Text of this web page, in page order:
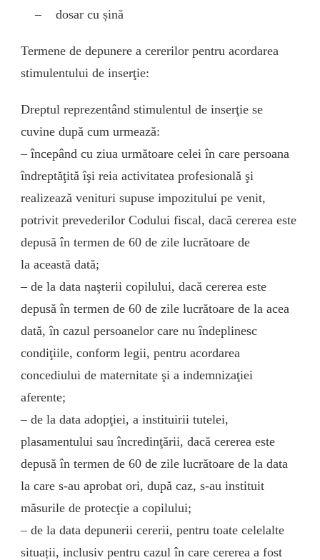
– dosar cu șină
Termene de depunere a cererilor pentru acordarea
stimulentului de inserţie:
Dreptul reprezentând stimulentul de inserţie se
cuvine după cum urmează:
– începând cu ziua următoare celei în care persoana
îndreptăţită îşi reia activitatea profesională şi
realizează venituri supuse impozitului pe venit,
potrivit prevederilor Codului fiscal, dacă cererea este
depusă în termen de 60 de zile lucrătoare de
la această dată;
– de la data naşterii copilului, dacă cererea este
depusă în termen de 60 de zile lucrătoare de la acea
dată, în cazul persoanelor care nu îndeplinesc
condiţiile, conform legii, pentru acordarea
concediului de maternitate şi a indemnizaţiei
aferente;
– de la data adopţiei, a instituirii tutelei,
plasamentului sau încredinţării, dacă cererea este
depusă în termen de 60 de zile lucrătoare de la data
la care s-au aprobat ori, după caz, s-au instituit
măsurile de protecţie a copilului;
– de la data depunerii cererii, pentru toate celelalte
situații, inclusiv pentru cazul în care cererea a fost